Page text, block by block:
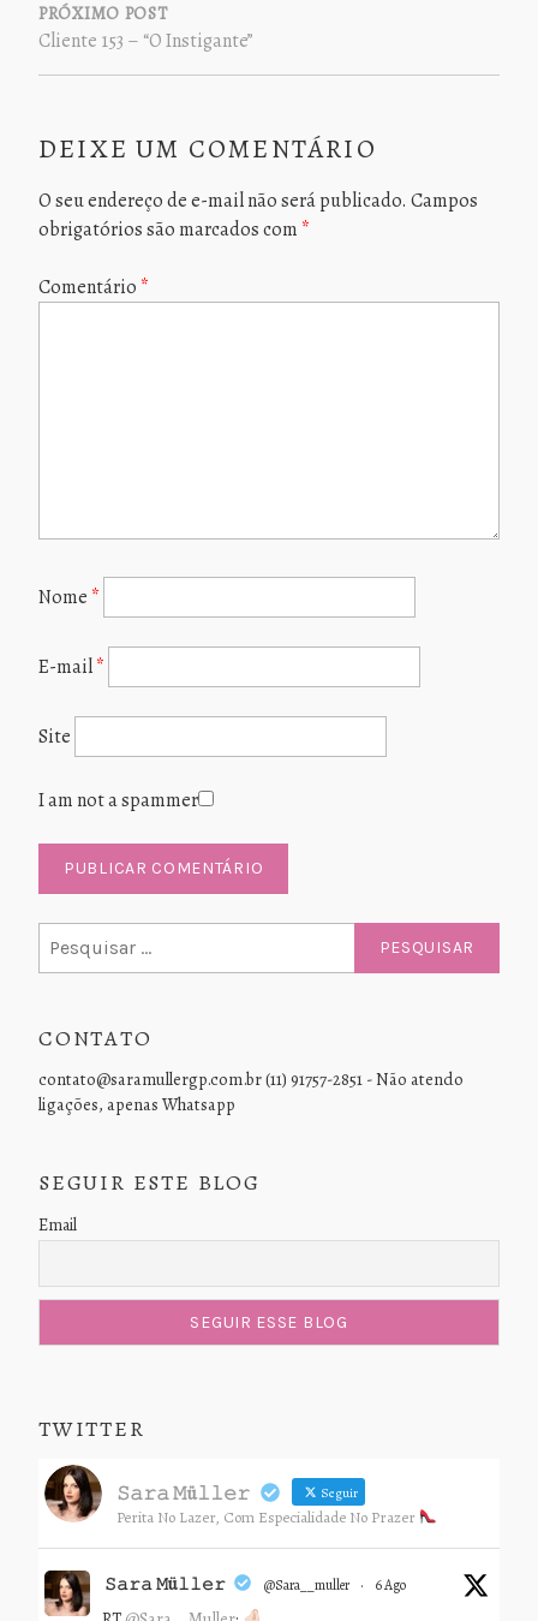
PRÓXIMO POST
Cliente 153 – “O Instigante”
DEIXE UM COMENTÁRIO
O seu endereço de e-mail não será publicado. Campos
obrigatórios são marcados com *
Comentário *
Nome *
E-mail*
Site
I am not a spammer
por:
CONTATO
contato@saramullergp.com.br (11) 91757-2851 - Não atendo
ligações, apenas Whatsapp
SEGUIR ESTE BLOG
Email
TWITTER
𝚂𝚊𝚛𝚊 𝙼ü𝚕𝚕𝚎𝚛 Seguir
Perita No Lazer, Com Especialidade No Prazer
𝚂𝚊𝚛𝚊 𝙼ü𝚕𝚕𝚎𝚛 @sara__muller · 6 Ago